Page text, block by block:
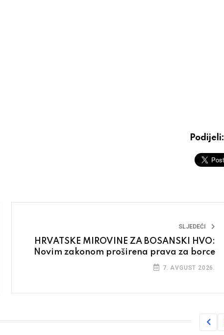
Podijeli:
SLJEDEĆI
HRVATSKE MIROVINE ZA BOSANSKI HVO:
Novim zakonom proširena prava za borce
7. AVGUST 2026.